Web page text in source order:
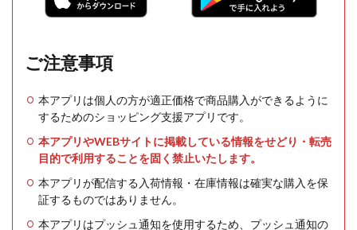
ご注意事項
本アプリは個人の方が適正価格で商品購入ができるように
するためのショッピング支援アプリです。
本アプリやWEBサイトに掲載している情報をせどり・転売
目的で利用することを固く禁止いたします。
本アプリが配信する入荷情報・在庫情報は確実な購入を保
証するものではありません。
本アプリはプッシュ通知を使用するため、プッシュ通知の